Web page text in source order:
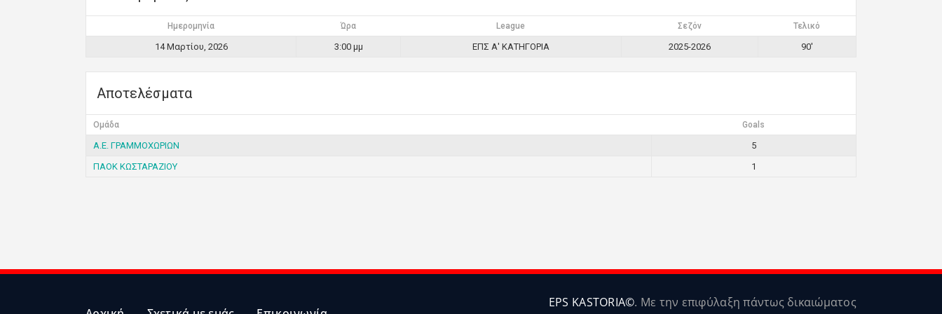
Ημερομηνία Ώρα League Σεζόν Τελικό
14 Μαρτίου, 2026 3:00 μμ ΕΠΣ Α' ΚΑΤΗΓΟΡΙΑ 2025-2026 90'
Αποτελέσματα
Ομάδα Goals
Α.Ε. ΓΡΑΜΜΟΧΩΡΙΩΝ
5
ΠΑΟΚ ΚΩΣΤΑΡΑΖΙΟΥ
1
EPS KASTORIA©. Με την επιφύλαξη πάντως δικαιώματος